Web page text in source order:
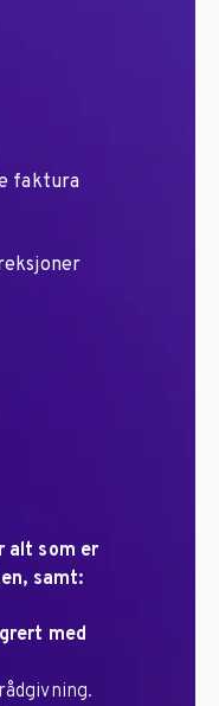
faktura
alt som er
samt:
med